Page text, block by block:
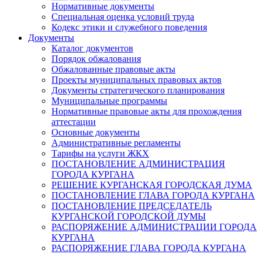
Нормативные документы
Специальная оценка условий труда
Кодекс этики и служебного поведения
Документы
Каталог документов
Порядок обжалования
Обжалованные правовые акты
Проекты муниципальных правовых актов
Документы стратегического планирования
Муниципальные программы
Нормативные правовые акты для прохождения
аттестации
Основные документы
Административные регламенты
Тарифы на услуги ЖКХ
ПОСТАНОВЛЕНИЕ АДМИНИСТРАЦИЯ
ГОРОДА КУРГАНА
РЕШЕНИЕ КУРГАНСКАЯ ГОРОДСКАЯ ДУМА
ПОСТАНОВЛЕНИЕ ГЛАВА ГОРОДА КУРГАНА
ПОСТАНОВЛЕНИЕ ПРЕДСЕДАТЕЛЬ
КУРГАНСКОЙ ГОРОДСКОЙ ДУМЫ
РАСПОРЯЖЕНИЕ АДМИНИСТРАЦИИ ГОРОДА
КУРГАНА
РАСПОРЯЖЕНИЕ ГЛАВА ГОРОДА КУРГАНА